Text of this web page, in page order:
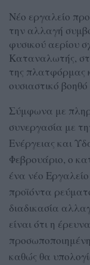
Νέο εργαλείο
την αλλαγή
φυσικού αερίου
Καταναλωτής,
της πλατφόρμας
ουσιαστικό
Σύμφωνα με
συνεργασία με
Ενέργειας και
Φεβρουάριο, ο
ένα νέο
προϊόντα
διαδικασία
είναι ότι η
καθώς θα